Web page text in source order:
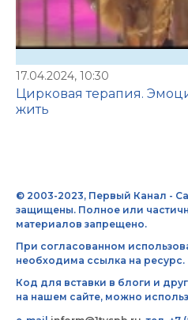
17.04.2024, 10:30
Цирковая терапия.
жить
© 2003-2023, Первый Канал -
защищены. Полное или
материалов запрещено.
При согласованном
необходима ссылка на ресурс.
Код для вставки в блоги и
на нашем сайте, можно